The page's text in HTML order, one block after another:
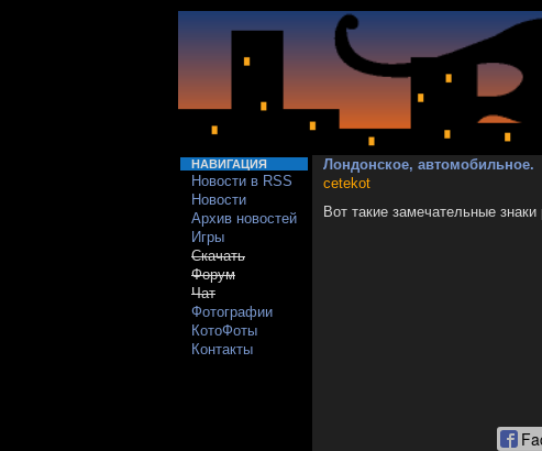
НАВИГАЦИЯ
Новости в RSS
Новости
Архив новостей
Игры
Скачать
Форум
Чат
Фотографии
КотоФоты
Контакты
Лондонское, автомобильное.
cetekot
Вот такие замечательные